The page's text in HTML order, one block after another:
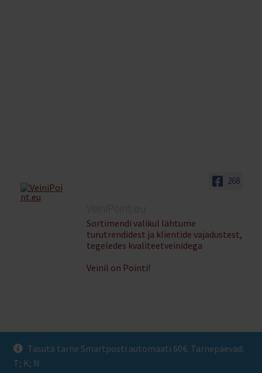
Tasuta tarne Smartposti automaati 60€. Tarnepäevad:
T; K; N
268
Sortimendi valikul lähtume
turutrendidest ja klientide vajadustest,
tegeledes kvaliteetveinidega
Veinil on Pointi!
© Veinipoint 2026
Privaatsuspoliitika